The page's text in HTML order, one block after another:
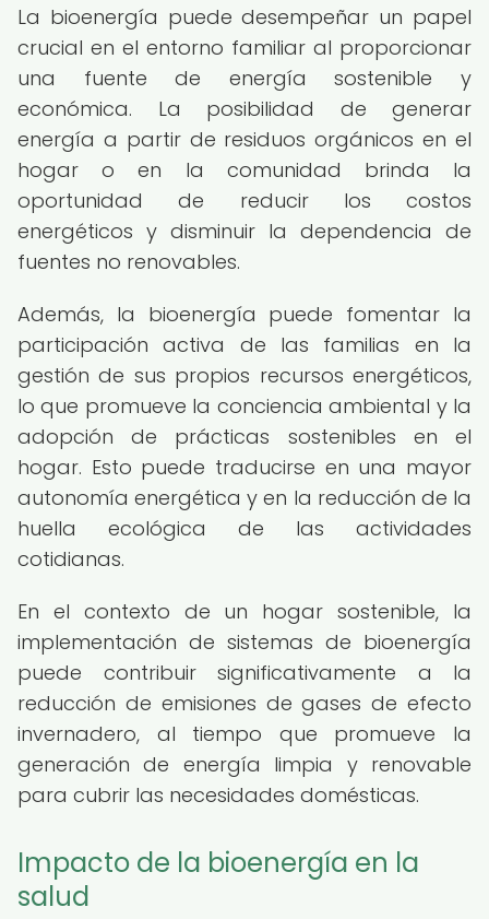
La bioenergía puede desempeñar un papel
crucial en el entorno familiar al proporcionar
una fuente de energía sostenible y
económica. La posibilidad de generar
energía a partir de residuos orgánicos en el
hogar o en la comunidad brinda la
oportunidad de reducir los costos
energéticos y disminuir la dependencia de
fuentes no renovables.
Además, la bioenergía puede fomentar la
participación activa de las familias en la
gestión de sus propios recursos energéticos,
lo que promueve la conciencia ambiental y la
adopción de prácticas sostenibles en el
hogar. Esto puede traducirse en una mayor
autonomía energética y en la reducción de la
huella ecológica de las actividades
cotidianas.
En el contexto de un hogar sostenible, la
implementación de sistemas de bioenergía
puede contribuir significativamente a la
reducción de emisiones de gases de efecto
invernadero, al tiempo que promueve la
generación de energía limpia y renovable
para cubrir las necesidades domésticas.
Impacto de la bioenergía en la
salud